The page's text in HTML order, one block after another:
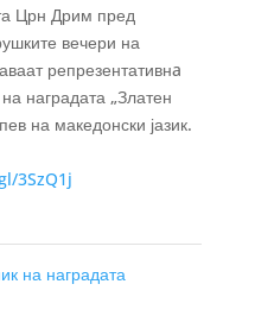
Црн Дрим пред
вечери на
репрезентативнa
наградата „Златен
на македонски јазик.
3SzQ1j
на наградата